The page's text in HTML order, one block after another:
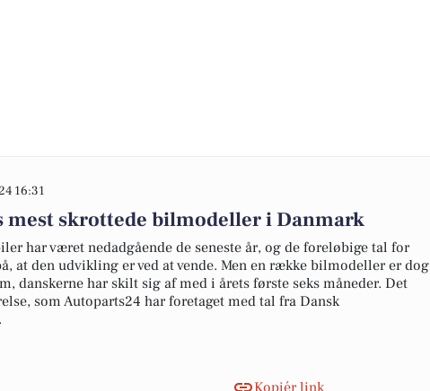
16:31
mest skrottede bilmodeller i Danmark
har været nedadgående de seneste år, og de foreløbige tal for
at den udvikling er ved at vende. Men en række bilmodeller er dog
danskerne har skilt sig af med i årets første seks måneder. Det
som Autoparts24 har foretaget med tal fra Dansk
Kopiér link